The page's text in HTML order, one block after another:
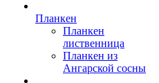
Планкен
Планкен
лиственница
Планкен из
Ангарской сосны